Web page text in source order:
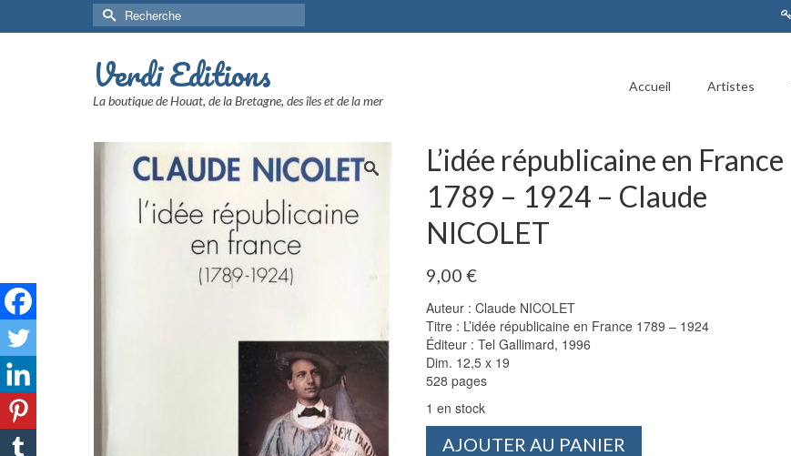
Rechercher :
Verdi Editions
La boutique de Houat, de la Bretagne, des îles et de la mer
Accueil Artistes
L’idée républicaine en France
1789 – 1924 – Claude
NICOLET
9,00 €
Auteur : Claude NICOLET
Titre : L’idée républicaine en France 1789 – 1924
Éditeur : Tel Gallimard, 1996
Dim. 12,5 x 19
528 pages
1 en stock
AJOUTER AU PANIER